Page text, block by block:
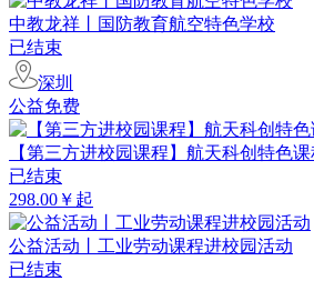
中教龙祥丨国防教育航空特色学校
已结束
深圳
公益免费
【第三方进校园课程】航天科创特色课
已结束
298.00￥起
公益活动丨工业劳动课程进校园活动
已结束